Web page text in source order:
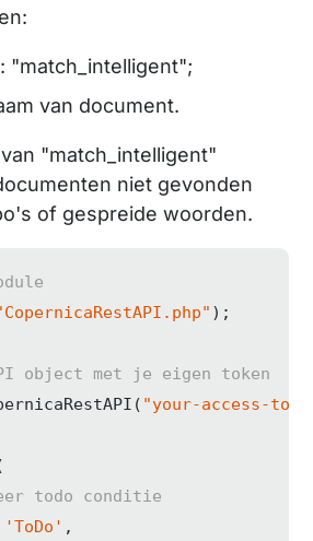
"match_intelligent";
van document.
"match_intelligent"
niet gevonden
of gespreide woorden.
);
object met je eigen token
"your-access-
todo conditie
'ToDo' ,